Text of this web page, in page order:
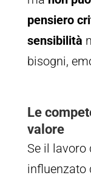
pensiero
sensibilità
bisogni,
Le
valore
Se il lavoro
influenzato